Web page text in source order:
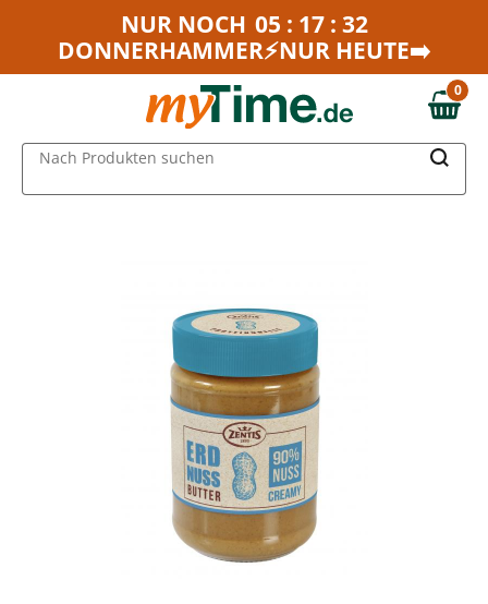
Zum Hauptinhalt springen
Zur Navigation springen
NUR NOCH 05 : 17 : 32
DONNERHAMMER⚡NUR HEUTE➡️
0,00 €
0
Nach Produkten suchen